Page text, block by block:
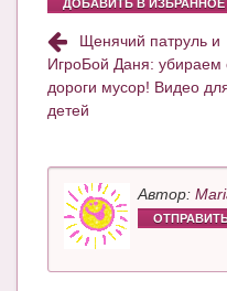
ДОБАВИТЬ В ИЗБРАННОЕ
Щенячий патруль и
ИгроБой Даня: убираем
дороги мусор! Видео
детей
Автор: